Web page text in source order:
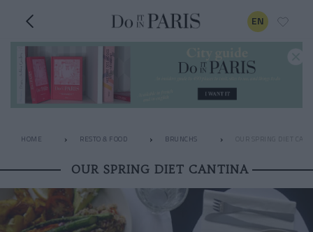
EN
HOME RESTO & FOOD BRUNCHS OUR SPRING DIET
OUR SPRING DIET CANTINA